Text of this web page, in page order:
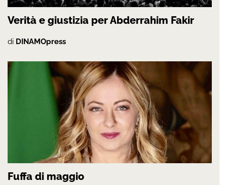
Verità e giustizia per Abderrahim Fakir
di DINAMOpress
Fuffa di maggio